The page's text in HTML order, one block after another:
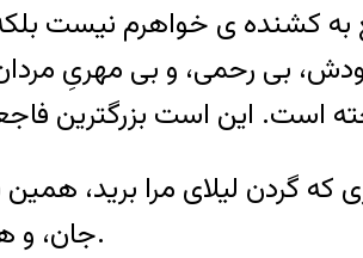
کشنده ی خواهرم نیست
رحمی، و بی مهریِ مردان ما
که گردن لیلای مرا برید،
جان، و هستی و شرف زن را به مختارها می سپارد، تا هرچه می خواهند با لیلاهای ما بکنند.